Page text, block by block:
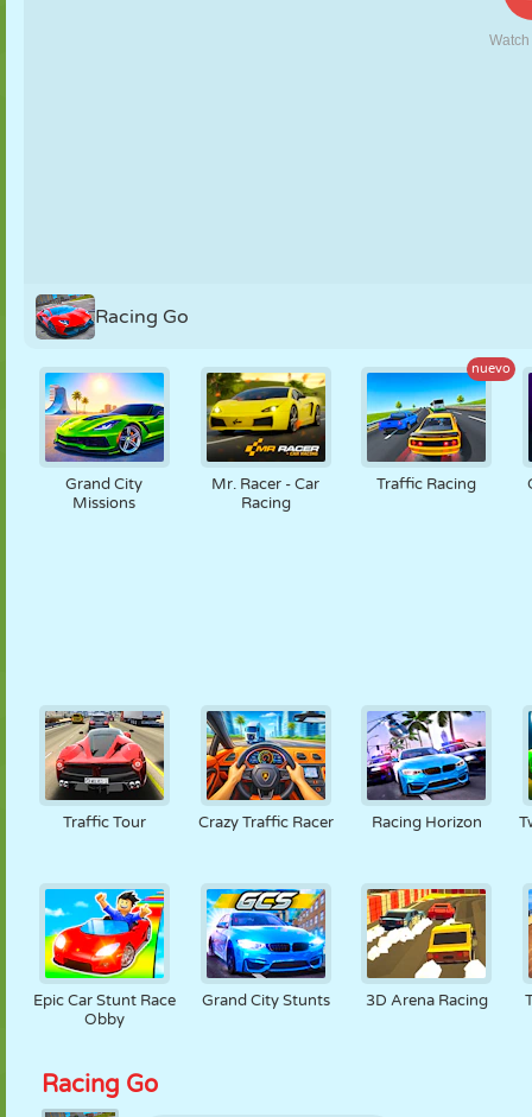
Racing Go
Grand City
Missions
Mr. Racer - Car
Racing
nuevo
Traffic Racing
Traffic Tour Crazy Traffic Racer Racing Horizon
Epic Car Stunt Race
Obby
Grand City Stunts 3D Arena Racing
Racing Go